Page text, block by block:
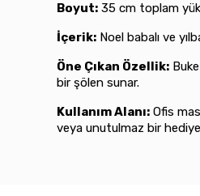
Boyut: 35 cm toplam
İçerik: Noel babalı ve
Öne Çıkan Özellik:
bir şölen sunar.
Kullanım Alanı: Ofis
veya unutulmaz bir